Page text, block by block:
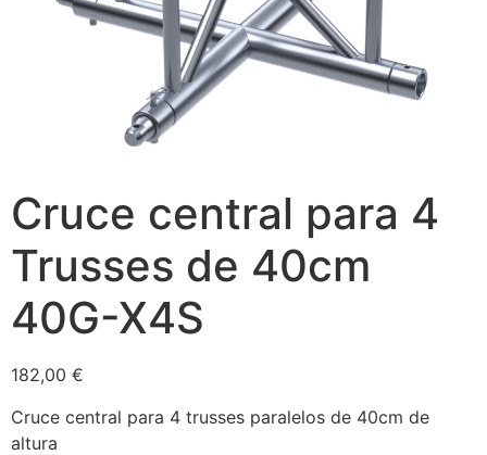
Cruce central para 4
Trusses de 40cm
40G-X4S
182,00 €
Cruce central para 4 trusses paralelos de 40cm de
altura